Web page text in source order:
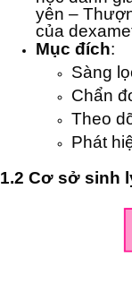
yên –
của
Mục đích:
Sàng
Chẩn
Theo
Phát
1.2 Cơ sở sinh